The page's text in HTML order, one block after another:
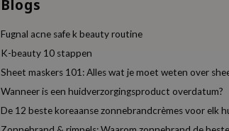
Blogs
Fugnal acne safe k beauty routine
K-beauty 10 stappen
Sheet maskers 101: Alles wat je moet weten over
Wanneer is een huidverzorgingsproduct overdatum?
De 12 beste koreaanse zonnebrandcrèmes voor elk